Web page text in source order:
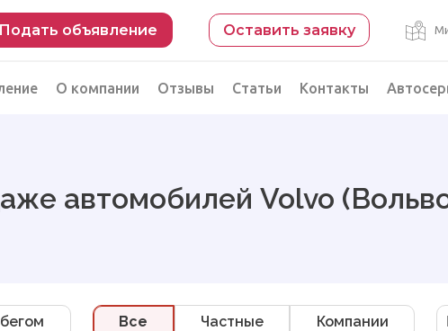
Подать объявление Оставить заявку
О компании Отзывы Статьи Контакты
автомобилей Volvo
Все Частные Компании